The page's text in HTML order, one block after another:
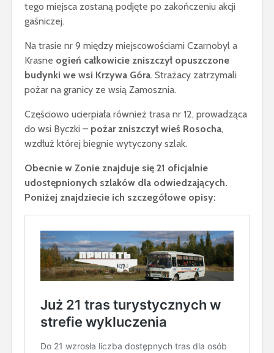
tego miejsca zostaną podjęte po zakończeniu akcji
gaśniczej.
Na trasie nr 9 między miejscowościami Czarnobyl a
Krasne ogień całkowicie zniszczył opuszczone
budynki we wsi Krzywa Góra. Strażacy zatrzymali
pożar na granicy ze wsią Zamosznia.
Częściowo ucierpiała również trasa nr 12, prowadząca
do wsi Byczki – pożar zniszczył wieś Rosocha,
wzdłuż której biegnie wytyczony szlak.
Obecnie w Zonie znajduje się 21 oficjalnie
udostępnionych szlaków dla odwiedzających.
Poniżej znajdziecie ich szczegółowe opisy: